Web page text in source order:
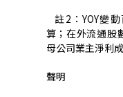
註2 ：YOY變
算；在外流通股
母公司業主淨利
聲明